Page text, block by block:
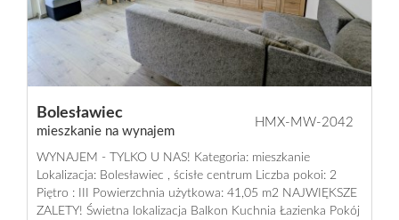
Bolesławiec
mieszkanie na wynajem
HMX-MW-2042
WYNAJEM - TYLKO U NAS! Kategoria: mieszkanie
Lokalizacja: Bolesławiec , ścisłe centrum Liczba pokoi: 2
Piętro : III Powierzchnia użytkowa: 41,05 m2 NAJWIĘKSZE
ZALETY! Świetna lokalizacja Balkon Kuchnia Łazienka Pokój